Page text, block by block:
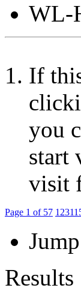
WL-
If
you
start
visit
Page 1 of 57 1 2311